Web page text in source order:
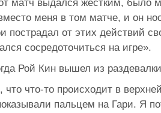
матч выдался жестким, было
меня в том матче, и он
пострадал от этих действий
сосредоточиться на игре».
Рой Кин вышел из
что-то происходит в
пальцем на Гари. Я